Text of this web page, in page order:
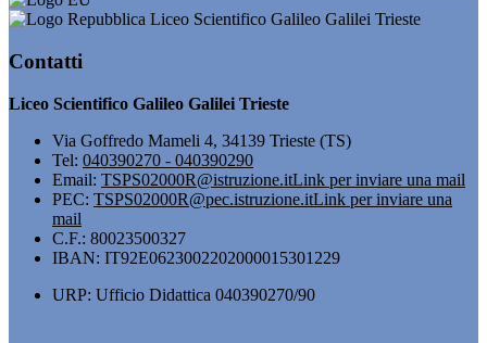
Liceo Scientifico Galileo Galilei Trieste
Contatti
Liceo Scientifico Galileo Galilei Trieste
Via Goffredo Mameli 4, 34139 Trieste (TS)
Tel: 040390270 - 040390290
Email: TSPS02000R@istruzione.itLink per inviare una mail
PEC: TSPS02000R@pec.istruzione.itLink per inviare una
mail
C.F.: 80023500327
IBAN: IT92E0623002202000015301229
URP: Ufficio Didattica 040390270/90